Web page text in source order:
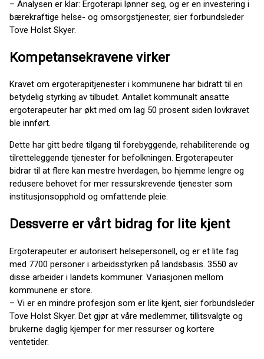
– Analysen er klar: Ergoterapi lønner seg, og er en investering i
bærekraftige helse- og omsorgstjenester, sier forbundsleder
Tove Holst Skyer.
Kompetansekravene virker
Kravet om ergoterapitjenester i kommunene har bidratt til en
betydelig styrking av tilbudet. Antallet kommunalt ansatte
ergoterapeuter har økt med om lag 50 prosent siden lovkravet
ble innført.
Dette har gitt bedre tilgang til forebyggende, rehabiliterende og
tilretteleggende tjenester for befolkningen. Ergoterapeuter
bidrar til at flere kan mestre hverdagen, bo hjemme lengre og
redusere behovet for mer ressurskrevende tjenester som
institusjonsopphold og omfattende pleie.
Dessverre er vårt bidrag for lite kjent
Ergoterapeuter er autorisert helsepersonell, og er et lite fag
med 7700 personer i arbeidsstyrken på landsbasis. 3550 av
disse arbeider i landets kommuner. Variasjonen mellom
kommunene er store.
– Vi er en mindre profesjon som er lite kjent, sier forbundsleder
Tove Holst Skyer. Det gjør at våre medlemmer, tillitsvalgte og
brukerne daglig kjemper for mer ressurser og kortere
ventetider.